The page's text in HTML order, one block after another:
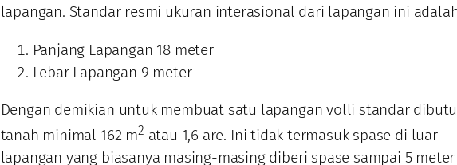
lapangan. Standar resmi ukuran interasional dari lapangan ini
Panjang Lapangan 18 meter
Lebar Lapangan 9 meter
Dengan demikian untuk membuat satu lapangan volli standar
tanah minimal 162 m2 atau 1,6 are. Ini tidak termasuk spase di luar
lapangan yang biasanya masing-masing diberi spase sampai 5 meter